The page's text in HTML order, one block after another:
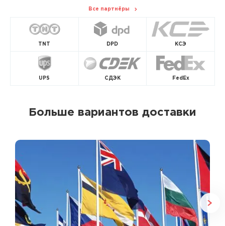
Все партнёры
TNT DPD КСЭ
UPS СДЭК FedEx
Больше вариантов доставки